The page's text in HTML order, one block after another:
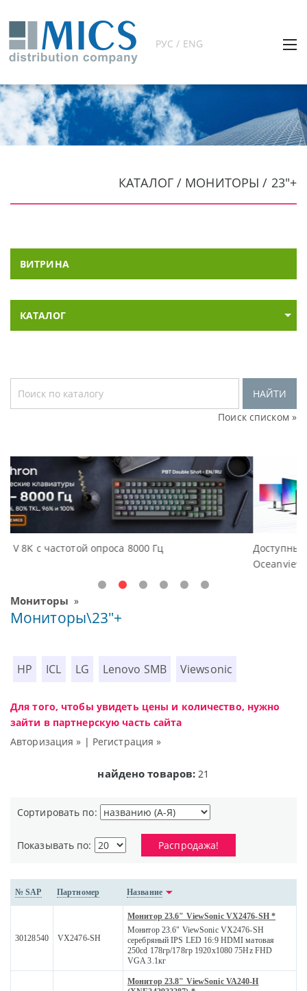
РУС / ENG
КАТАЛОГ / МОНИТОРЫ / 23"+
ВИТРИНА
КАТАЛОГ
НАЙТИ
Поиск списком »
Доступные решения начального уровня, новые
Мониторы »
Мониторы\23"+
HP ICL LG Lenovo SMB Viewsonic
Для того, чтобы увидеть цены и количество, нужно
зайти в партнерскую часть сайта
Авторизация » | Регистрация »
найдено товаров: 21
Сортировать по:
Показывать по: Распродажа!
№ SAP Партномер Название
30128540 VX2476-SH
Монитор 23.6" ViewSonic VX2476-SH *
Монитор 23.6" ViewSonic VX2476-SH
серебряный IPS LED 16:9 HDMI матовая
250cd 178гр/178гр 1920x1080 75Hz FHD
VGA 3.1кг
Монитор 23.8" ViewSonic VA240-H